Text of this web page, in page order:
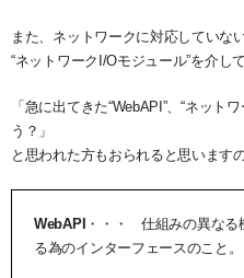
また、ネットワークに対応していな
“ネットワークI/Oモジュール”を介し
「急に出てきた“WebAPI”、“ネット
う？」
と思われた方もおられると思います
WebAPI ・・・ 仕組みの異なる
る為のインターフェースのこと。